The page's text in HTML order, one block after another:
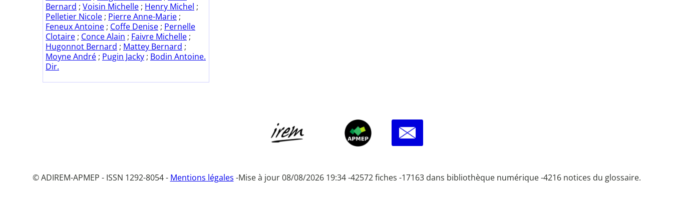
Bernard ; Voisin Michelle ; Henry Michel ;
Pelletier Nicole ; Pierre Anne-Marie ;
Feneux Antoine ; Coffe Denise ; Pernelle
Clotaire ; Conce Alain ; Faivre Michelle ;
Hugonnot Bernard ; Mattey Bernard ;
Moyne André ; Pugin Jacky ; Bodin Antoine.
Dir.
© ADIREM-APMEP - ISSN 1292-8054 - Mentions légales -Mise à jour 08/08/2026 19:34 -42572 fiches -17163 dans bibliothèque numérique -4216 notices du glossaire.